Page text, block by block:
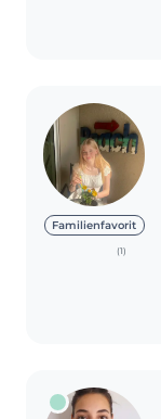
Familienfavorit
(1)